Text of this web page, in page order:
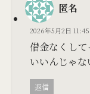
匿名
2026年5月2日
借金なくし
いいんじゃ
返信